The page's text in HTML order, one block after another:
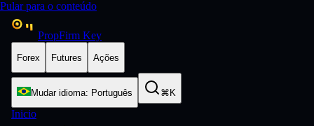
Pular para o conteúdo
PropFirm Key
Forex Futures Ações
Mudar idioma: Português ⌘K
Inicio